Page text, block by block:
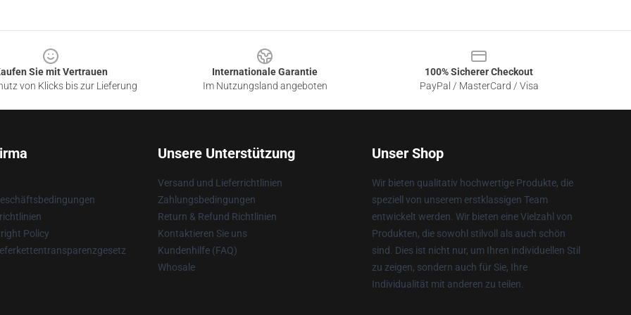
Sie mit Vertrauen
von Klicks bis zur Lieferung
Internationale Garantie
Im Nutzungsland angeboten
100% Sicherer Checkout
PayPal / MasterCard / Visa
Policy
Unsere Unterstützung
Versand und Lieferrichtlinien
Zahlungsbedingungen
Return & Refund Richtlinien
Kontaktieren Sie uns
Kundenhilfe (FAQ)
Whosale
Unser Shop
Wir bieten qualitativ hochwertige Produkte, die
speziell von unserem erstklassigen Team
entwickelt werden. Wir bieten eine Vielzahl von
Produkten, die sowohl stilvoll als auch schön
sind. Dies ist nicht nur, um Ihren individuellen Stil
zu zeigen, sondern auch für Sie, Ihre
Individualität mit anderen zu teilen.